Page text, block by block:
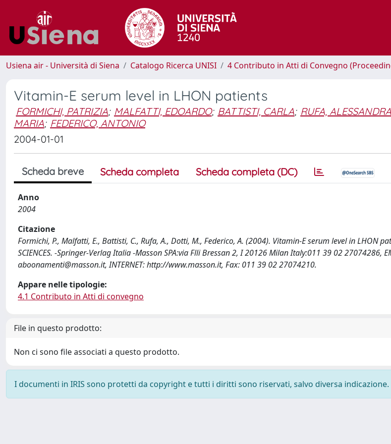
Usiena air - Università di Siena Catalogo Ricerca UNISI 4 Contributo in Atti di Convegno
Vitamin-E serum level in LHON patients
FORMICHI, PATRIZIA; MALFATTI, EDOARDO; BATTISTI, CARLA; RUFA, ALESSANDRA
MARIA; FEDERICO, ANTONIO
2004-01-01
Scheda breve Scheda completa Scheda completa (DC)
Anno
2004
Citazione
Formichi, P., Malfatti, E., Battisti, C., Rufa, A., Dotti, M., Federico, A. (2004). Vitamin-E serum level in LHON
SCIENCES. -Springer-Verlag Italia -Masson SPA:via Flli Bressan 2, I 20126 Milan Italy:011 39 02 27074286,
aboonamenti@masson.it, INTERNET: http://www.masson.it, Fax: 011 39 02 27074210.
Appare nelle tipologie:
4.1 Contributo in Atti di convegno
File in questo prodotto:
Non ci sono file associati a questo prodotto.
I documenti in IRIS sono protetti da copyright e tutti i diritti sono riservati, salvo diversa indicazione.